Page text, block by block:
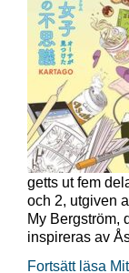
getts ut fem
och 2, utgiven
My Bergström,
inspireras av
Fortsätt läsa